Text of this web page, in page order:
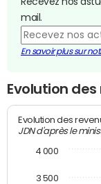
mail.
En savoir plus sur
Evolution
Evolution des
JDN d'après le
3 500
4 000